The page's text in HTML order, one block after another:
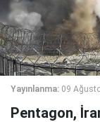
Yayınlanma: 09
Pentagon,